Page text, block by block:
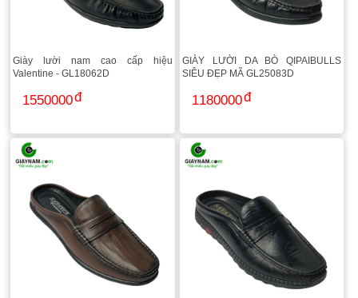
Giày lười nam cao cấp hiệu
Valentine - GL18062D
1550000
GIÀY LƯỜI DA BÒ QIPAIBULLS
SIÊU ĐẸP MÃ GL25083D
1180000